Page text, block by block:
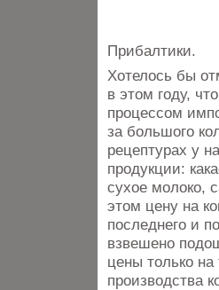
Прибалтики.
Хотелось бы
в этом году,
процессом
за большого
рецептурах у
продукции:
сухое молоко,
этом цену на
последнего и
взвешено
цены только
производства